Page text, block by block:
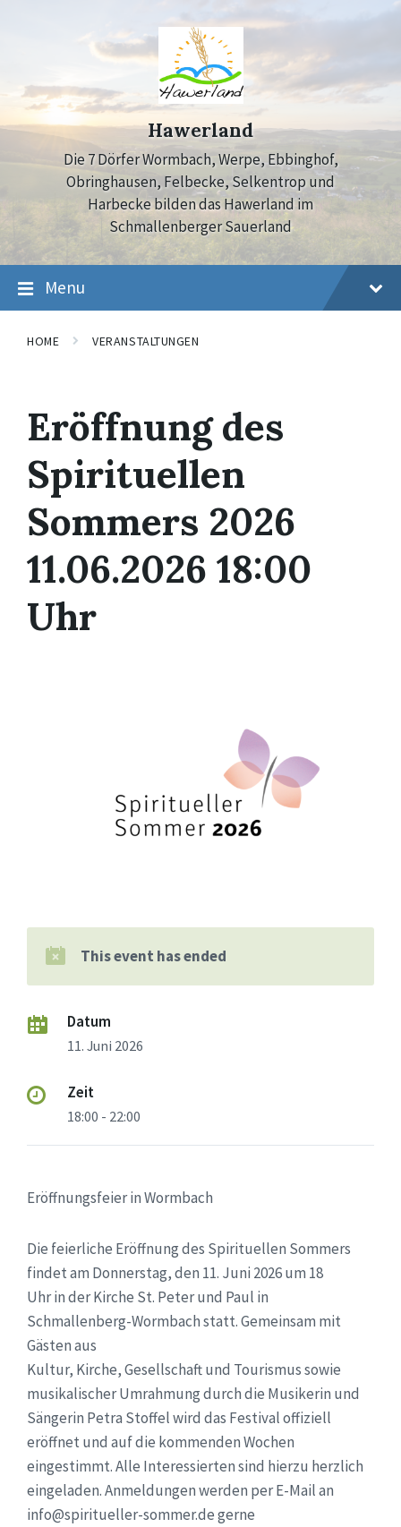
Hawerland
Die 7 Dörfer Wormbach, Werpe, Ebbinghof,
Obringhausen, Felbecke, Selkentrop und
Harbecke bilden das Hawerland im
Schmallenberger Sauerland
Menu
HOME VERANSTALTUNGEN
Eröffnung des
Spirituellen
Sommers 2026
11.06.2026 18:00
Uhr
This event has ended
Datum
11. Juni 2026
Zeit
18:00 - 22:00
Eröffnungsfeier in Wormbach
Die feierliche Eröffnung des Spirituellen Sommers
findet am Donnerstag, den 11. Juni 2026 um 18
Uhr in der Kirche St. Peter und Paul in
Schmallenberg-Wormbach statt. Gemeinsam mit
Gästen aus
Kultur, Kirche, Gesellschaft und Tourismus sowie
musikalischer Umrahmung durch die Musikerin und
Sängerin Petra Stoffel wird das Festival offiziell
eröffnet und auf die kommenden Wochen
eingestimmt. Alle Interessierten sind hierzu herzlich
eingeladen. Anmeldungen werden per E-Mail an
info@spiritueller-sommer.de gerne